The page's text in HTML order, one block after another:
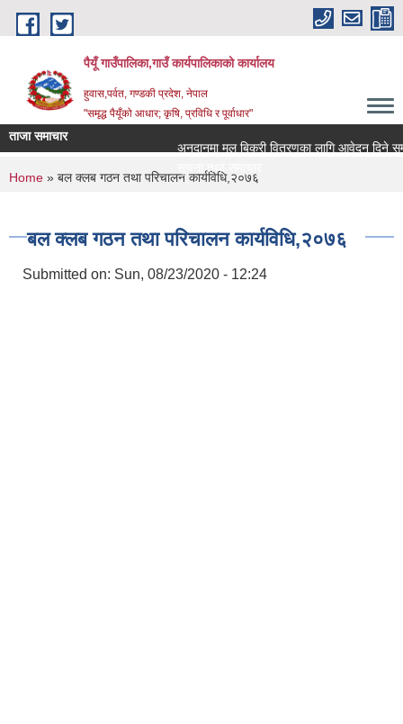
Skip to main content
पैयूँ गाउँपालिका,गाउँ कार्यपालिकाको कार्यालय
हुवास,पर्वत, गण्डकी प्रदेश, नेपाल
"समृद्ध पैयूँको आधार; कृषि, प्रविधि र पूर्वाधार"
ताजा समाचार
अनुदानमा मल बिक्री वितरणका लागि आवेदन दिने
सूचना तथा समाचार
You are here
Home » बल क्लब गठन तथा परिचालन कार्यविधि,२०७६
बल क्लब गठन तथा परिचालन कार्यविधि,२०७६
Submitted on: Sun, 08/23/2020 - 12:24